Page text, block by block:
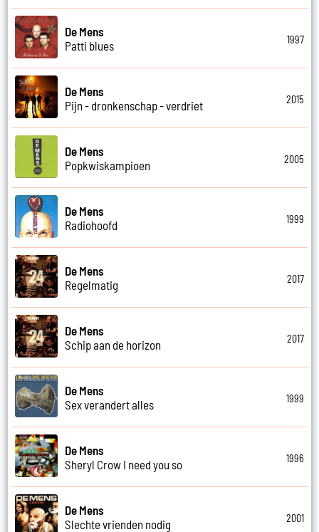
De Mens
Patti blues
1997
De Mens
Pijn - dronkenschap - verdriet
2015
De Mens
Popkwiskampioen
2005
De Mens
Radiohoofd
1999
De Mens
Regelmatig
2017
De Mens
Schip aan de horizon
2017
De Mens
Sex verandert alles
1999
De Mens
Sheryl Crow I need you so
1996
De Mens
Slechte vrienden nodig
2001